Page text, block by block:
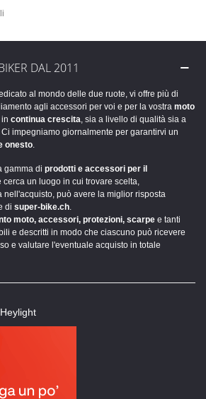
DAL 2011
al mondo delle due ruote, vi offre più di
agli accessori per voi e per la vostra moto
in continua crescita, sia a livello di qualità sia a
impegniamo giornalmente per garantirvi un
onesto.
gamma di prodotti e accessori per il
cerca un luogo in cui trovare scelta,
nell'acquisto, può avere la miglior risposta
di super-bike.ch.
moto, accessori, protezioni, scarpe e tanti
e descritti in modo che ciascuno può ricevere
e valutare l'eventuale acquisto in totale